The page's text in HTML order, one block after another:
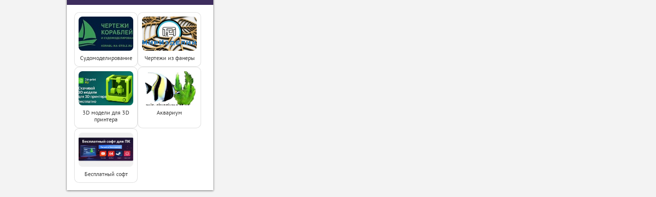
Судомоделирование Чертежи из фанеры
3D модели для 3D
принтера
Аквариум
Бесплатный софт